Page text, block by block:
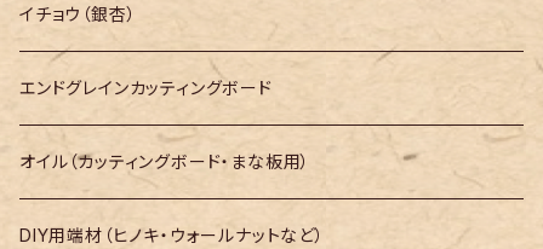
長さ300mm～
長さ400mm～
長さ500mm～
長さ600mm～
イチョウ（銀杏）
エンドグレインカッティングボード
オイル（カッティングボード・まな板用）
DIY用端材（ヒノキ・ウォールナットなど）